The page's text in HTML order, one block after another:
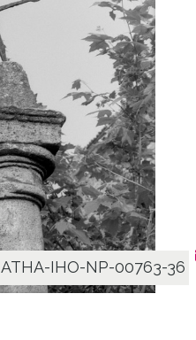
ATHA-IHO-NP-00763-36